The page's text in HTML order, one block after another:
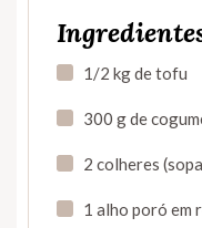
1/2 kg de tofu
300 g de
2 colheres
1 alho poró em